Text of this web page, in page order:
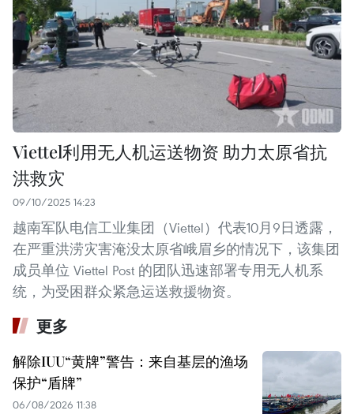
Viettel利用无人机运送物资 助力太原省抗
洪救灾
09/10/2025 14:23
越南军队电信工业集团（Viettel）代表10月9日透露，
在严重洪涝灾害淹没太原省峨眉乡的情况下，该集团
成员单位 Viettel Post 的团队迅速部署专用无人机系
统，为受困群众紧急运送救援物资。
更多
解除IUU“黄牌”警告：来自基层的渔场
保护“盾牌”
06/08/2026 11:38